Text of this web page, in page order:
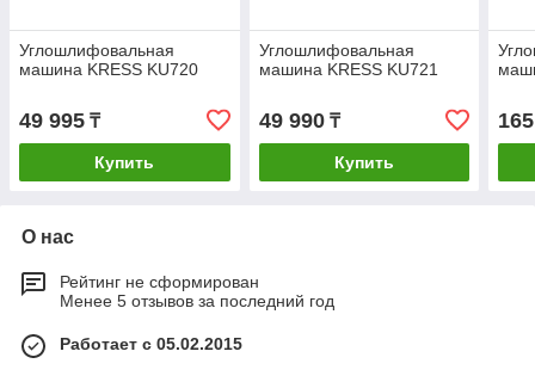
Углошлифовальная
машина KRESS KU720
49 995 ₸
Купить
Углошлифовальная
машина KRESS KU721
49 990₸
Купить
О нас
Рейтинг не сформирован
Менее 5 отзывов за последний год
Работает с 05.02.2015